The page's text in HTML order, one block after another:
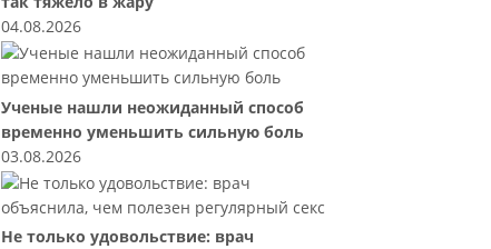
04.08.2026
Ученые нашли неожиданный способ
временно уменьшить сильную боль
03.08.2026
Не только удовольствие: врач